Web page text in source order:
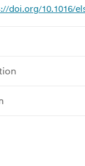
doi.org/10.1016/